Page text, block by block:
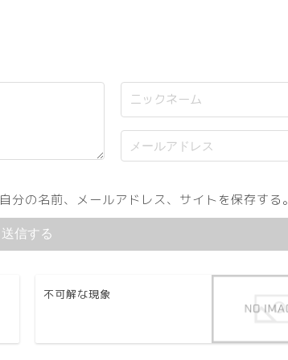
の名前、メールアドレス、サイトを保存する。
不可解な現象